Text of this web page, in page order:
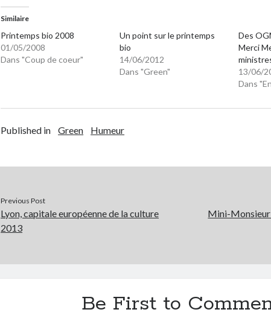
Similaire
Printemps bio 2008
01/05/2008
Dans "Coup de coeur"
Un point sur le printemps
bio
14/06/2012
Dans "Green"
Des
Merci
13/06/
Dans
Published in Green Humeur
Previous Post
Lyon, capitale européenne de la culture
2013
Mini-
Be First to